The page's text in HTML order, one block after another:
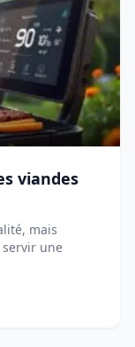
viandes
mais
une